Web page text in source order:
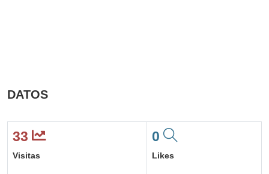
DATOS
33
Visitas
0
Likes